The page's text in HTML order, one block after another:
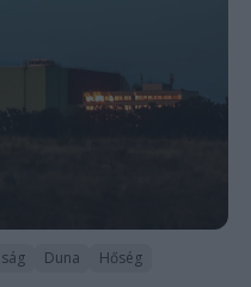
Duna Hőség